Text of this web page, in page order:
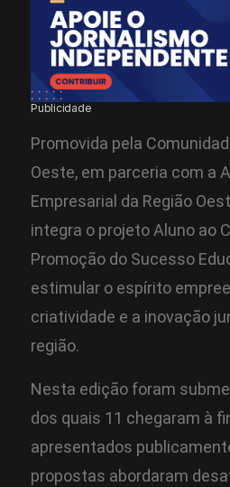
Publicidade
Promovida pela
Oeste, em parceria com a
Empresarial da Região
integra o projeto Aluno ao
Promoção do Sucesso
estimular o espírito
criatividade e a inovação
região.
Nesta edição foram
dos quais 11 chegaram à
apresentados
propostas abordaram